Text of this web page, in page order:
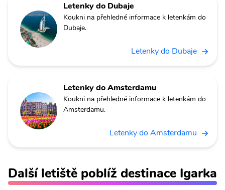
Letenky do Dubaje
Koukni na přehledné informace k letenkám do
Dubaje.
Letenky do Dubaje
Letenky do Amsterdamu
Koukni na přehledné informace k letenkám do
Amsterdamu.
Letenky do Amsterdamu
Další letiště poblíž destinace Igarka